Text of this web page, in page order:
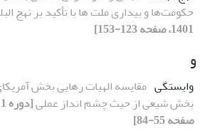
حکومت‌ها‌ و بیداری ملت ها با تأکید بر نهج
1401، صفحه 123-153]
و
وابستگی مقایسه الهیات رهایی بخش
بخش شیعی از حیث چشم انداز عملی
صفحه 55-84]